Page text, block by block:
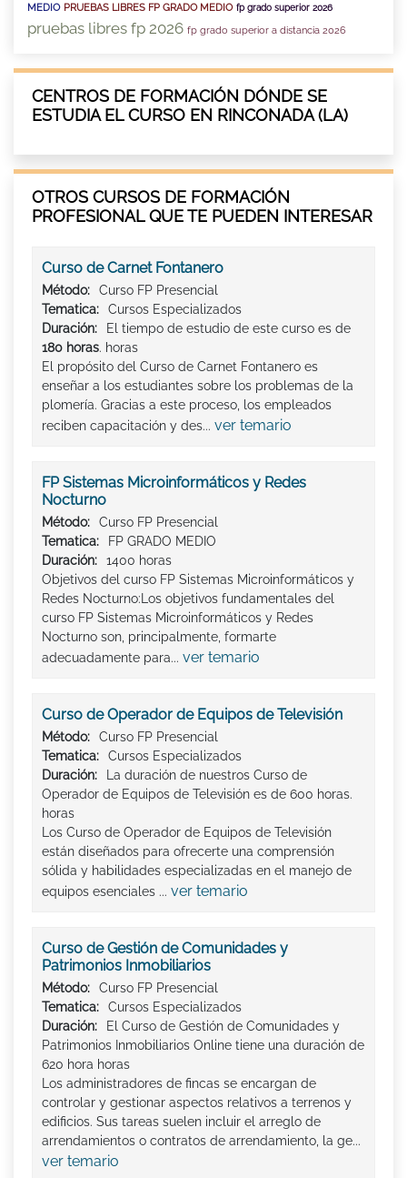
MEDIO PRUEBAS LIBRES FP GRADO MEDIO fp grado superior 2026
pruebas libres fp 2026 fp grado superior a distancia 2026
CENTROS DE FORMACIÓN DÓNDE SE
ESTUDIA EL CURSO EN RINCONADA (LA)
OTROS CURSOS DE FORMACIÓN
PROFESIONAL QUE TE PUEDEN INTERESAR
Curso de Carnet Fontanero
Método:
Curso FP Presencial
Tematica:
Cursos Especializados
Duración:
El tiempo de estudio de este curso es de
180 horas. horas
El propósito del Curso de Carnet Fontanero es
enseñar a los estudiantes sobre los problemas de la
plomería. Gracias a este proceso, los empleados
reciben capacitación y des... ver temario
FP Sistemas Microinformáticos y Redes
Nocturno
Método:
Curso FP Presencial
Tematica:
FP GRADO MEDIO
Duración:
1400 horas
Objetivos del curso FP Sistemas Microinformáticos y
Redes Nocturno:Los objetivos fundamentales del
curso FP Sistemas Microinformáticos y Redes
Nocturno son, principalmente, formarte
adecuadamente para... ver temario
Curso de Operador de Equipos de Televisión
Método:
Curso FP Presencial
Tematica:
Cursos Especializados
Duración:
La duración de nuestros Curso de
Operador de Equipos de Televisión es de 600 horas.
horas
Los Curso de Operador de Equipos de Televisión
están diseñados para ofrecerte una comprensión
sólida y habilidades especializadas en el manejo de
equipos esenciales ... ver temario
Curso de Gestión de Comunidades y
Patrimonios Inmobiliarios
Método:
Curso FP Presencial
Tematica:
Cursos Especializados
Duración:
El Curso de Gestión de Comunidades y
Patrimonios Inmobiliarios Online tiene una duración de
620 hora horas
Los administradores de fincas se encargan de
controlar y gestionar aspectos relativos a terrenos y
edificios. Sus tareas suelen incluir el arreglo de
arrendamientos o contratos de arrendamiento, la ge...
ver temario